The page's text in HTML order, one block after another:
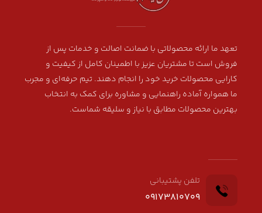
تعهد ما ارائه محصولاتی با ضمانت اصالت و خدمات پس از
فروش است تا مشتریان عزیز با اطمینان کامل از کیفیت و
کارایی محصولات خرید خود را انجام دهند. تیم حرفه‌ای و مجرب
ما همواره آماده راهنمایی و مشاوره برای کمک به انتخاب
بهترین محصولات مطابق با نیاز و سلیقه شماست.
تلفن پشتیبانی
09173810709